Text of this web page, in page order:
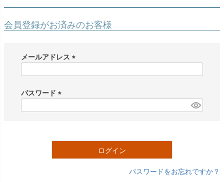
会員登録がお済みのお客様
メールアドレス
)
パスワード
ログイン
パスワードをお忘れですか？